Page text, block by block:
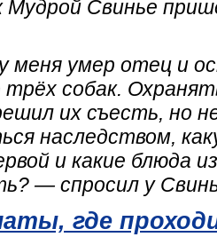
Свинье
меня умер отец и
собак.
их съесть, но
наследством,
и какие блюда
— спросил у
где